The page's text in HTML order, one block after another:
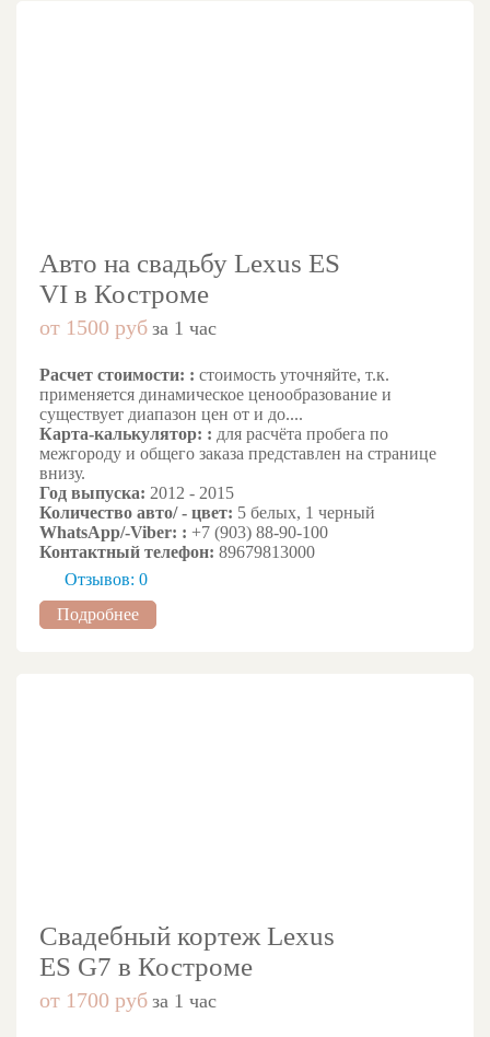
Авто на свадьбу Lexus ES
VI в Костроме
от 1500 руб за 1 час
Расчет стоимости: : стоимость уточняйте, т.к.
применяется динамическое ценообразование и
существует диапазон цен от и до....
Карта-калькулятор: : для расчёта пробега по
межгороду и общего заказа представлен на странице
внизу.
Год выпуска: 2012 - 2015
Количество авто/ - цвет: 5 белых, 1 черный
WhatsApp/-Viber: : +7 (903) 88-90-100
Контактный телефон: 89679813000
Отзывов: 0
Подробнее
Свадебный кортеж Lexus
ES G7 в Костроме
от 1700 руб за 1 час